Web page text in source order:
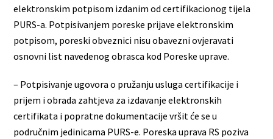
elektronskim potpisom izdanim od certifikacionog tijela
PURS-a. Potpisivanjem poreske prijave elektronskim
potpisom, poreski obveznici nisu obavezni ovjeravati
osnovni list navedenog obrasca kod Poreske uprave.
– Potpisivanje ugovora o pružanju usluga certifikacije i
prijem i obrada zahtjeva za izdavanje elektronskih
certifikata i popratne dokumentacije vršit će se u
područnim jedinicama PURS-e. Poreska uprava RS poziva